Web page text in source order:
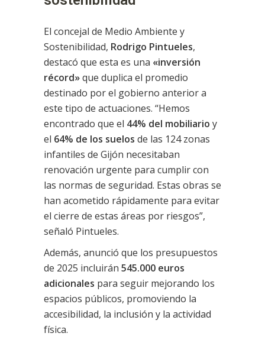
El concejal de Medio Ambiente y
Sostenibilidad, Rodrigo Pintueles,
destacó que esta es una «inversión
récord»que duplica el promedio
destinado por el gobierno anterior a
este tipo de actuaciones. “Hemos
encontrado que el 44% del mobiliario y
el 64% de los suelos de las 124 zonas
infantiles de Gijón necesitaban
renovación urgente para cumplir con
las normas de seguridad. Estas obras se
han acometido rápidamente para evitar
el cierre de estas áreas por riesgos”,
señaló Pintueles.
Además, anunció que los presupuestos
de 2025 incluirán 545.000 euros
adicionales para seguir mejorando los
espacios públicos, promoviendo la
accesibilidad, la inclusión y la actividad
física.